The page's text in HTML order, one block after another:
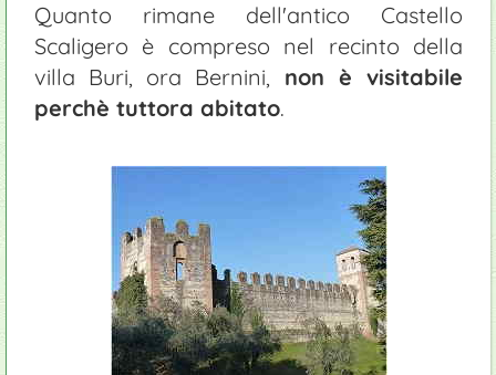
Quanto rimane dell'antico Castello
Scaligero è compreso nel recinto della
villa Buri, ora Bernini, non è visitabile
perchè tuttora abitato.